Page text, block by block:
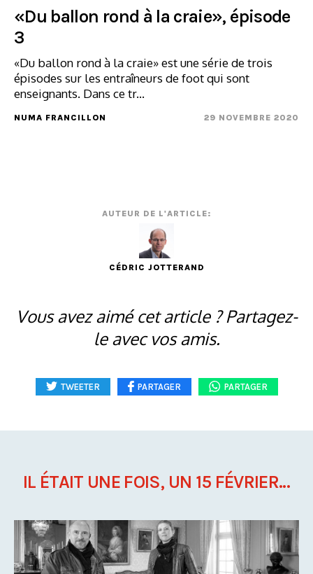
«Du ballon rond à la craie», épisode
3
«Du ballon rond à la craie» est une série de trois
épisodes sur les entraîneurs de foot qui sont
enseignants. Dans ce tr...
NUMA FRANCILLON 29 NOVEMBRE 2020
AUTEUR DE L'ARTICLE:
CÉDRIC JOTTERAND
Vous avez aimé cet article ? Partagez-
le avec vos amis.
TWEETER PARTAGER PARTAGER
IL ÉTAIT UNE FOIS, UN 15 FÉVRIER...